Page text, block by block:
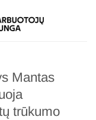
Mantas
trūkumo